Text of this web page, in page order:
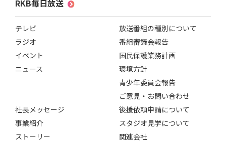
RKB毎日放送
テレビ
ラジオ
イベント
ニュース
社長メッセージ
事業紹介
ストーリー
放送番組の種別について
番組審議会報告
国民保護業務計画
環境方針
青少年委員会報告
ご意見・お問い合わせ
後援依頼申請について
スタジオ見学について
関連会社